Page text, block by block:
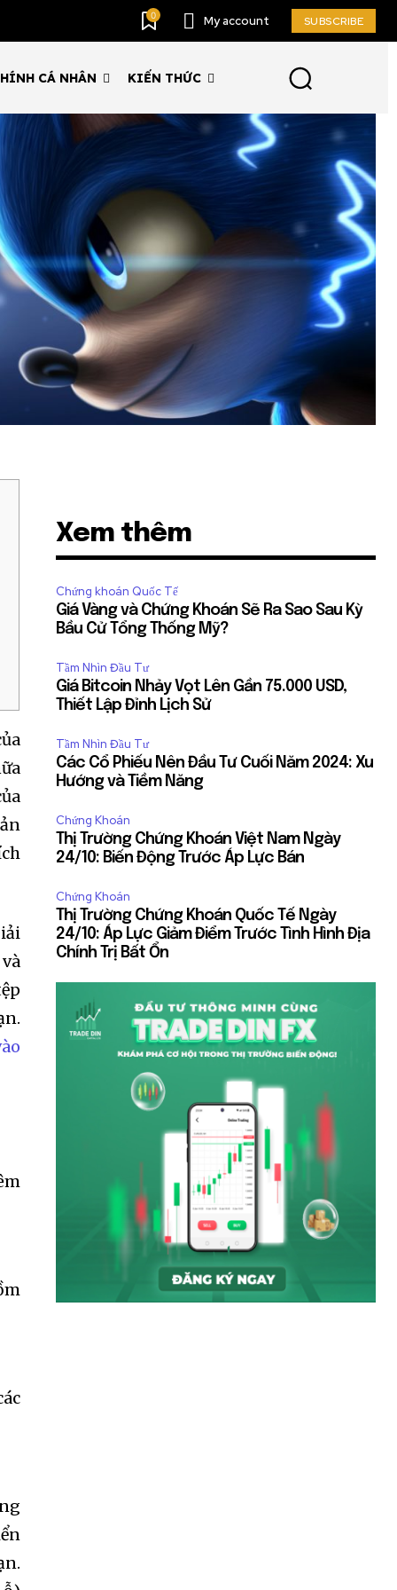
0 My account SUBSCRIBE
CÁ NHÂN KIẾN THỨC
Xem thêm
Chứng khoán Quốc Tế
Giá Vàng và Chứng Khoán Sẽ Ra Sao Sau Kỳ
Bầu Cử Tổng Thống Mỹ?
Tầm Nhìn Đầu Tư
Giá Bitcoin Nhảy Vọt Lên Gần 75.000 USD,
Thiết Lập Đỉnh Lịch Sử
Tầm Nhìn Đầu Tư
Các Cổ Phiếu Nên Đầu Tư Cuối Năm 2024: Xu
Hướng và Tiềm Năng
Chứng Khoán
Thị Trường Chứng Khoán Việt Nam Ngày
24/10: Biến Động Trước Áp Lực Bán
Chứng Khoán
Thị Trường Chứng Khoán Quốc Tế Ngày
24/10: Áp Lực Giảm Điểm Trước Tình Hình Địa
Chính Trị Bất Ổn